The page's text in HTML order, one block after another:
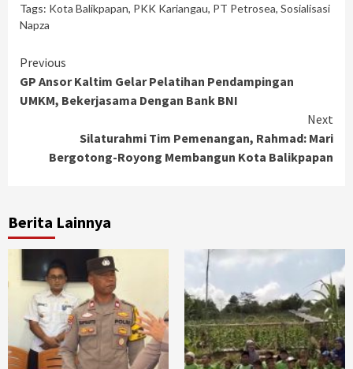
Tags: Kota Balikpapan, PKK Kariangau, PT Petrosea, Sosialisasi
Napza
Continue
Reading
Previous
GP Ansor Kaltim Gelar Pelatihan Pendampingan
UMKM, Bekerjasama Dengan Bank BNI
Next
Silaturahmi Tim Pemenangan, Rahmad: Mari
Bergotong-Royong Membangun Kota Balikpapan
Berita Lainnya